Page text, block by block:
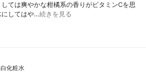
ては爽やかな柑橘系の香りがビタミンCを思
にしてはや…続きを見る
化粧水